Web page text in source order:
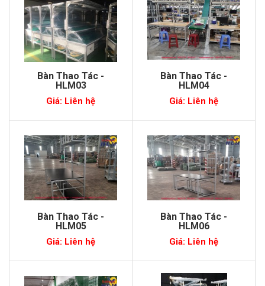
Bàn Thao Tác -
HLM03
Giá: Liên hệ
Bàn Thao Tác -
HLM04
Giá: Liên hệ
Bàn Thao Tác -
HLM05
Giá: Liên hệ
Bàn Thao Tác -
HLM06
Giá: Liên hệ